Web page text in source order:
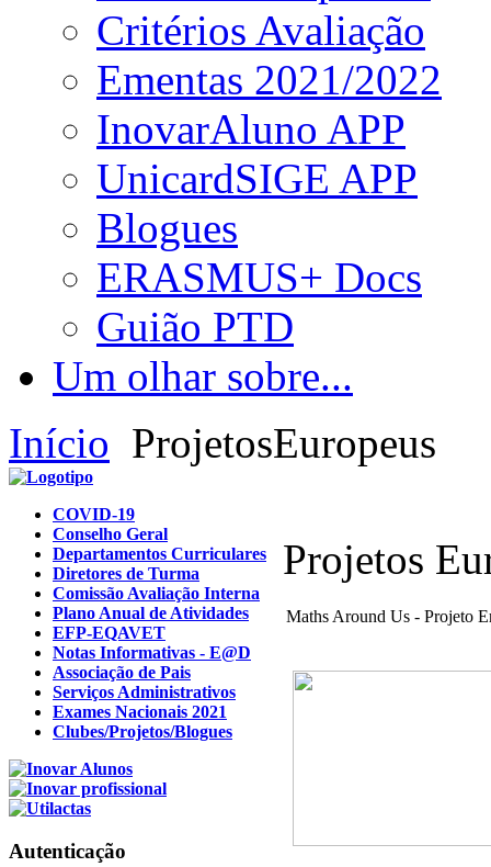
Critérios Avaliação
Ementas 2021/2022
InovarAluno APP
UnicardSIGE APP
Blogues
ERASMUS+ Docs
Guião PTD
Um olhar sobre...
Início ProjetosEuropeus
Projetos
Maths Around Us - Projeto
COVID-19
Conselho Geral
Departamentos Curriculares
Diretores de Turma
Comissão Avaliação Interna
Plano Anual de Atividades
EFP-EQAVET
Notas Informativas - E@D
Associação de Pais
Serviços Administrativos
Exames Nacionais 2021
Clubes/Projetos/Blogues
Autenticação